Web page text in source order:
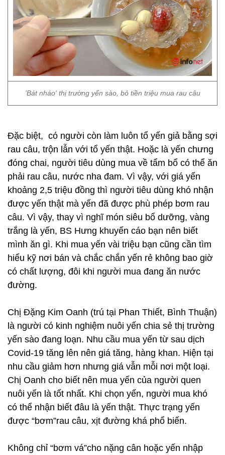
'Bát nháo' thị trường yến sào, bỏ tiền triệu mua rau câu
Đặc biệt, có người còn làm luôn tổ yến giả bằng sợi
rau câu, trộn lẫn với tổ yến thật. Hoặc là yến chưng
đóng chai, người tiêu dùng mua về tẩm bổ có thể ăn
phải rau câu, nước nha đam. Vì vậy, với giá yến
khoảng 2,5 triệu đồng thì người tiêu dùng khó nhận
được yến thật mà yến đã được phù phép bơm rau
câu. Vì vậy, thay vì nghĩ món siêu bổ dưỡng, vàng
trắng là yến, BS Hưng khuyến cáo bạn nên biết
mình ăn gì. Khi mua yến vài triệu bạn cũng cần tìm
hiểu kỹ nơi bán và chắc chắn yến rẻ không bao giờ
có chất lượng, đôi khi người mua đang ăn nước
đường.
Chị Đặng Kim Oanh (trú tại Phan Thiết, Bình Thuận)
là người có kinh nghiệm nuôi yến chia sẻ thị trường
yến sào đang loạn. Nhu cầu mua yến từ sau dịch
Covid-19 tăng lên nên giá tăng, hàng khan. Hiện tại
nhu cầu giảm hơn nhưng giá vẫn mỗi nơi một loại.
Chị Oanh cho biết nên mua yến của người quen
nuôi yến là tốt nhất. Khi chọn yến, người mua khó
có thể nhận biết đâu là yến thật. Thực trạng yến
được “bơm”rau câu, xịt đường khá phổ biến.
Không chỉ “bơm vá”cho nặng cân hoặc yến nhập